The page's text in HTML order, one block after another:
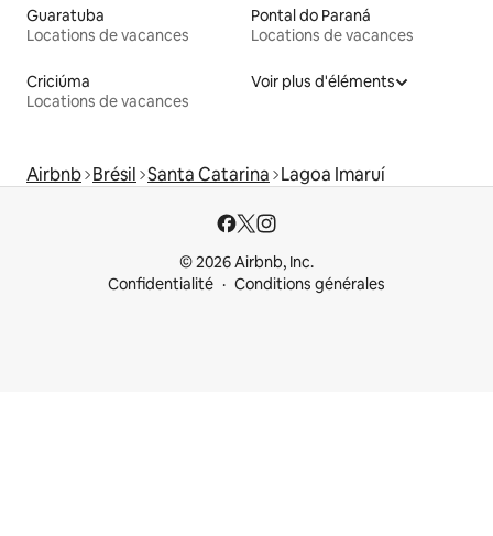
Guaratuba
Locations de vacances
Pontal do Paraná
Locations de vacances
Criciúma
Locations de vacances
Voir plus d'éléments
Airbnb Brésil Santa Catarina Lagoa Imaruí
© 2026 Airbnb, Inc.
Confidentialité
Conditions générales